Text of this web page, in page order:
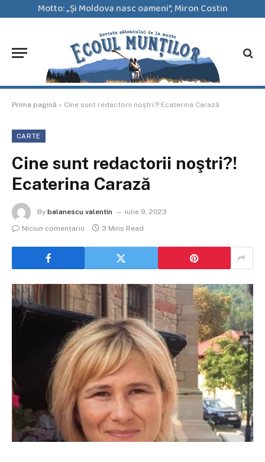
Motto: „Şi Moldova nasc oameni”, Miron Costin
Prima pagină » Cine sunt redactorii noştri?! Ecaterina Carază
CARTE
Cine sunt redactorii noştri?!
Ecaterina Carază
By balanescu valentin
iulie 9, 2023
Niciun comentariu
3 Mins Read